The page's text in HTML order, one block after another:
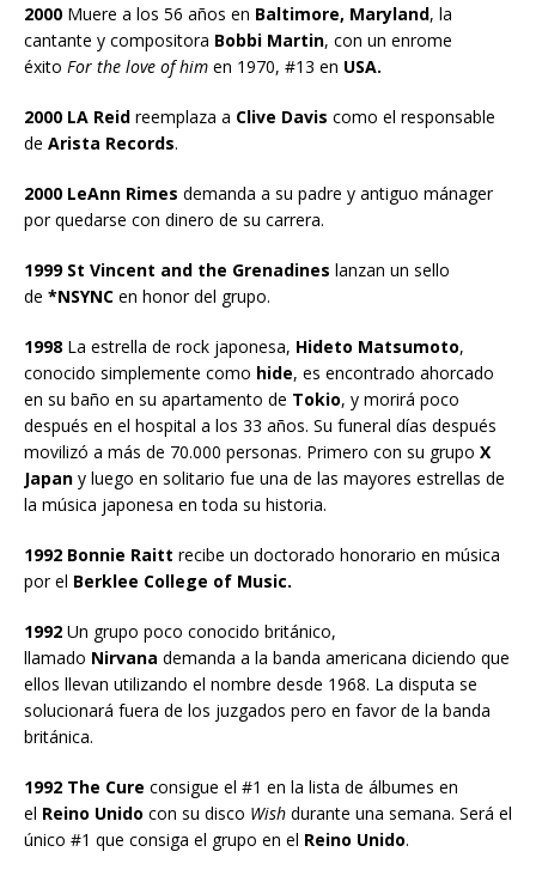
2000 Muere a los 56 años en Baltimore, Maryland, la
cantante y compositora Bobbi Martin, con un enrome
éxito For the love of him en 1970, #13 en USA.
2000 LA Reid reemplaza a Clive Davis como el responsable
de Arista Records.
2000 LeAnn Rimes demanda a su padre y antiguo mánager
por quedarse con dinero de su carrera.
1999 St Vincent and the Grenadines lanzan un sello
de *NSYNC en honor del grupo.
1998 La estrella de rock japonesa, Hideto Matsumoto,
conocido simplemente como hide, es encontrado ahorcado
en su baño en su apartamento de Tokio, y morirá poco
después en el hospital a los 33 años. Su funeral días después
movilizó a más de 70.000 personas. Primero con su grupo X
Japan y luego en solitario fue una de las mayores estrellas de
la música japonesa en toda su historia.
1992 Bonnie Raitt recibe un doctorado honorario en música
por el Berklee College of Music.
1992 Un grupo poco conocido británico,
llamado Nirvana demanda a la banda americana diciendo que
ellos llevan utilizando el nombre desde 1968. La disputa se
solucionará fuera de los juzgados pero en favor de la banda
británica.
1992 The Cure consigue el #1 en la lista de álbumes en
el Reino Unido con su disco Wish durante una semana. Será el
único #1 que consiga el grupo en el Reino Unido.